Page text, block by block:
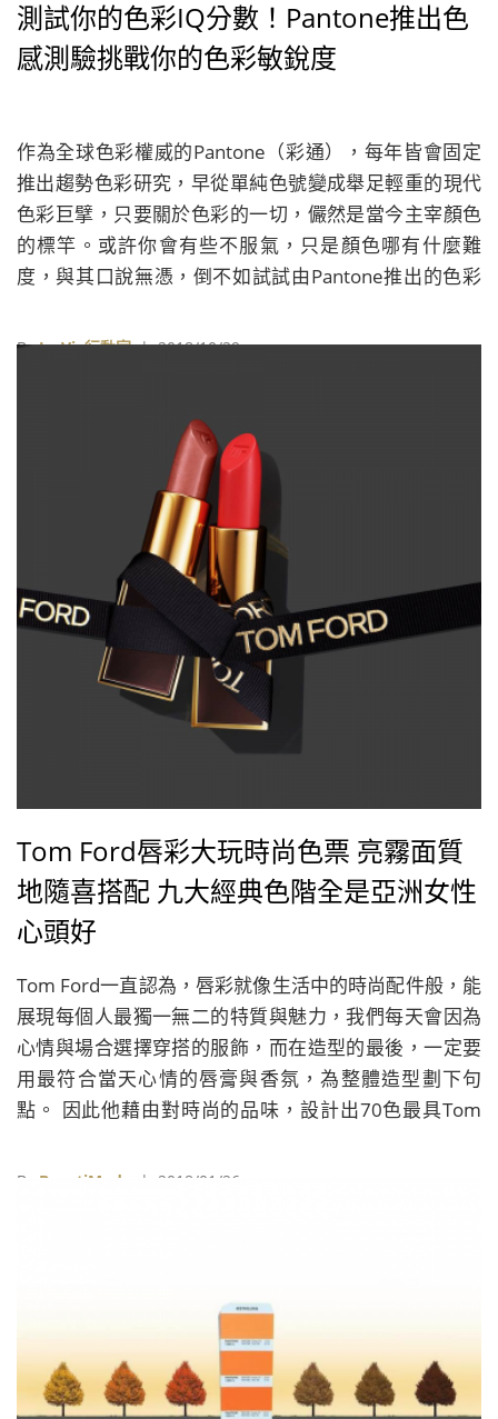
測試你的色彩IQ分數！Pantone推出色
感測驗挑戰你的色彩敏銳度
作為全球色彩權威的Pantone（彩通），每年皆會固定
推出趨勢色彩研究，早從單純色號變成舉足輕重的現代
色彩巨擘，只要關於色彩的一切，儼然是當今主宰顏色
的標竿。或許你會有些不服氣，只是顏色哪有什麼難
度，與其口說無憑，倒不如試試由Pantone推出的色彩
指掌，敏銳度百分百！
ByLa Vie行動家| 2018/10/29
Tom Ford唇彩大玩時尚色票 亮霧面質
地隨喜搭配 九大經典色階全是亞洲女性
心頭好
Tom Ford一直認為，唇彩就像生活中的時尚配件般，能
展現每個人最獨一無二的特質與魅力，我們每天會因為
心情與場合選擇穿搭的服飾，而在造型的最後，一定要
用最符合當天心情的唇膏與香氛，為整體造型劃下句
點。 因此他藉由對時尚的品味，設計出70色最具Tom
師唇膏」，以及女人夢想中最完美霧面的「設計師微霧
的色票，完美設計出不可取代的唇膏顏色。
By BeautiMode | 2018/01/26